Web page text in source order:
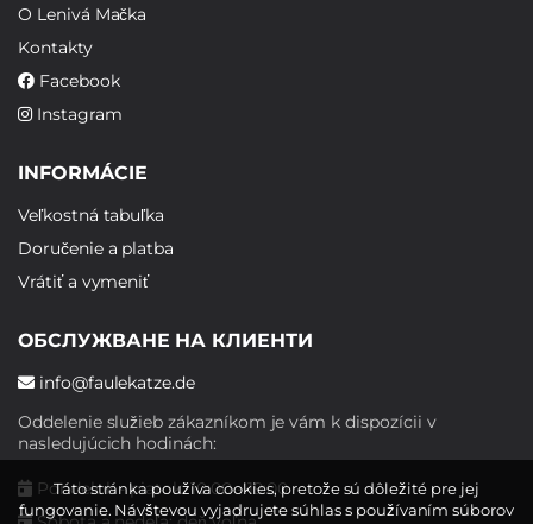
O Lenivá Mačka
Kontakty
Facebook
Instagram
INFORMÁCIE
Veľkostná tabuľka
Doručenie a platba
Vrátiť a vymeniť
ОБСЛУЖВАНЕ НА КЛИЕНТИ
info@faulekatze.de
Oddelenie služieb zákazníkom je vám k dispozícii v
nasledujúcich hodinách:
Pondelok - piatok: 10:00 - 19:00
Táto stránka používa cookies, pretože sú dôležité pre jej
fungovanie. Návštevou vyjadrujete súhlas s používaním súborov